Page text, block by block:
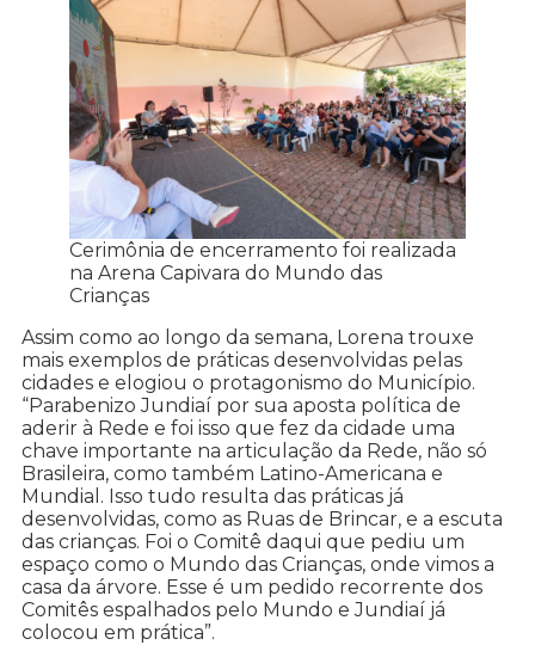
Cerimônia de encerramento foi realizada
na Arena Capivara do Mundo das
Crianças
Assim como ao longo da semana, Lorena trouxe
mais exemplos de práticas desenvolvidas pelas
cidades e elogiou o protagonismo do Município.
“Parabenizo Jundiaí por sua aposta política de
aderir à Rede e foi isso que fez da cidade uma
chave importante na articulação da Rede, não só
Brasileira, como também Latino-Americana e
Mundial. Isso tudo resulta das práticas já
desenvolvidas, como as Ruas de Brincar, e a escuta
das crianças. Foi o Comitê daqui que pediu um
espaço como o Mundo das Crianças, onde vimos a
casa da árvore. Esse é um pedido recorrente dos
Comitês espalhados pelo Mundo e Jundiaí já
colocou em prática”.